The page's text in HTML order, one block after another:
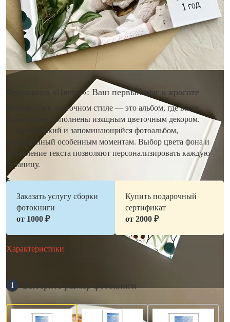
Фотокнига «Цветы»: Ваш первый шаг к красоте
Фотокнига в цветочном стиле — это альбом, где ваши
фотографии дополнены изящным цветочным декором.
Создайте яркий и запоминающийся фотоальбом,
посвященный особенным моментам. Выбор цвета фона и
добавление текста позволяют персонализировать каждую
страницу.
Заказать услугу сборки
фотокниги
от 1000 ₽
Купить подарочный
сертификат
от 2000 ₽
Характеристики
1 Выберите размер фотокниги